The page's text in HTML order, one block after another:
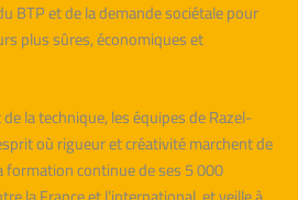
BTP et de la demande sociétale pour
plus sûres, économiques et
la technique, les équipes de Razel-
où rigueur et créativité marchent de
formation continue de ses 5 000